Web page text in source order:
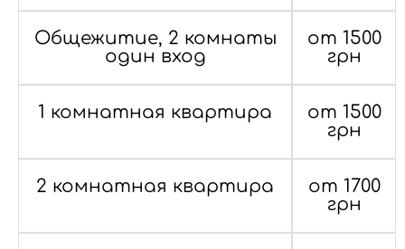
Общежитие, 2 комнаты
один вход
от 1500
грн
1 комнатная квартира
от 1500
грн
2 комнатная квартира
от 1700
грн